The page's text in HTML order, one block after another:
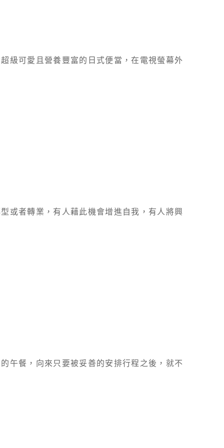
級可愛且營養豐富的日式便當，在電視螢幕外
或者轉業，有人藉此機會增進自我，有人將興
午餐，向來只要被妥善的安排行程之後，就不